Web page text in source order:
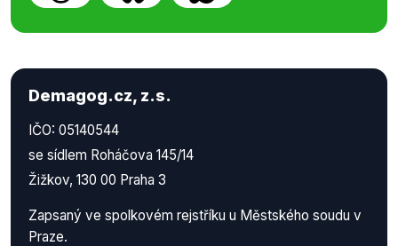
Demagog.cz, z.s.
IČO: 05140544
se sídlem Roháčova 145/14
Žižkov, 130 00 Praha 3
Zapsaný ve spolkovém rejstříku u Městského soudu v
Praze.